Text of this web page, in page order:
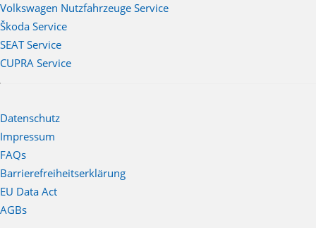
Volkswagen Nutzfahrzeuge Service
Škoda Service
SEAT Service
CUPRA Service
Datenschutz
Impressum
FAQs
Barrierefreiheitserklärung
EU Data Act
AGBs